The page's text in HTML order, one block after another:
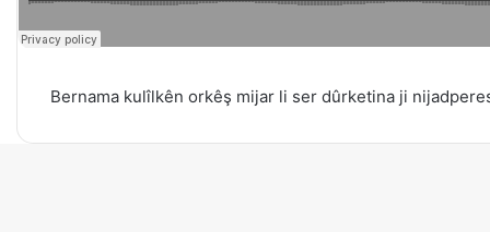
Bernama kulîlkên orkêş mijar li ser dûrketina ji